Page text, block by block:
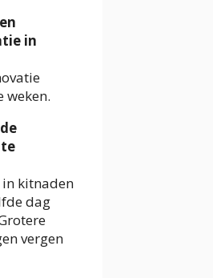
in
in kitnaden
dag
vergen